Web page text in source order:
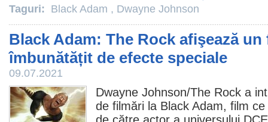
Taguri: Black Adam , Dwayne Johnson
Black Adam: The Rock afişează
îmbunătățit de efecte speciale
09.07.2021
Dwayne Johnson/The Rock a
de filmări la Black Adam, film ce